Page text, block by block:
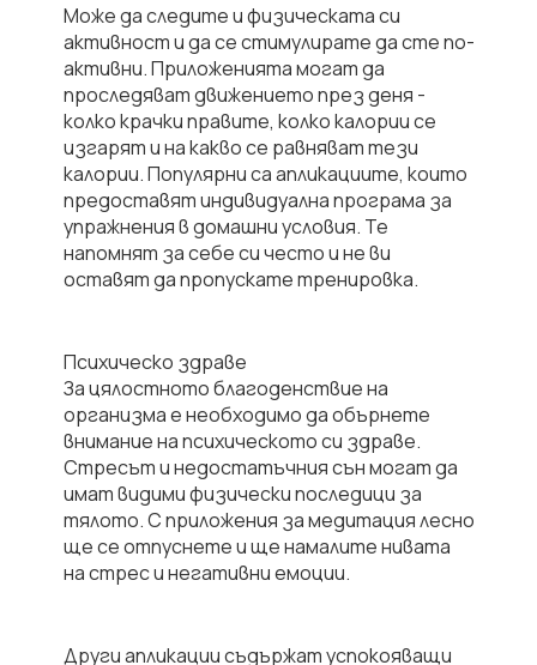
Mоже да следите и физическата си
активност и да се стимулирате да сте по-
активни. Приложенията могат да
проследяват движението през деня -
колко крачки правите, колко калории се
изгаряти на какво се равняват тези
калории. Популярни са апликациите, които
предоставятиндивидуална програма за
упражнения в домашни условия. Те
напомнят за себе си често и не ви
оставят да пропускате тренировка.
Психическо здраве
За цялостното благоденствие на
организма е необходимо да обърнете
внимание на психическото си здраве.
Стресът и недостатъчния сън могат да
имат видими физически последици за
тялото. С приложения за медитация лесно
ще се отпуснете и ще намалите нивата
на стрес и негативни емоции.
Други апликации съдържатуспокояващи